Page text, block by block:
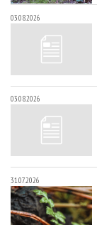
03.08.2026
03.08.2026
31.07.2026